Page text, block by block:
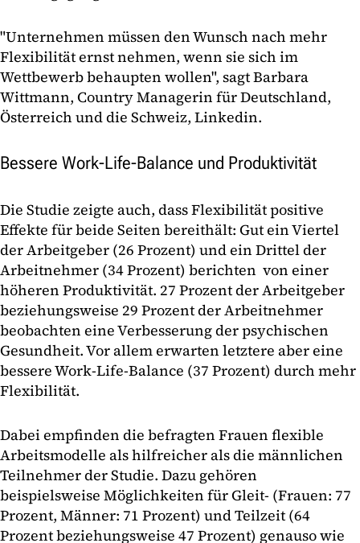
"Unternehmen müssen den Wunsch nach mehr
Flexibilität ernst nehmen, wenn sie sich im
Wettbewerb behaupten wollen", sagt Barbara
Wittmann, Country Managerin für Deutschland,
Österreich und die Schweiz, Linkedin.
Bessere Work-Life-Balance und Produktivität
Die Studie zeigte auch, dass Flexibilität positive
Effekte für beide Seiten bereithält: Gut ein Viertel
der Arbeitgeber (26 Prozent) und ein Drittel der
Arbeitnehmer (34 Prozent) berichten von einer
höheren Produktivität. 27 Prozent der Arbeitgeber
beziehungsweise 29 Prozent der Arbeitnehmer
beobachten eine Verbesserung der psychischen
Gesundheit. Vor allem erwarten letztere aber eine
bessere Work-Life-Balance (37 Prozent) durch mehr
Flexibilität.
Dabei empfinden die befragten Frauen flexible
Arbeitsmodelle als hilfreicher als die männlichen
Teilnehmer der Studie. Dazu gehören
beispielsweise Möglichkeiten für Gleit- (Frauen: 77
Prozent, Männer: 71 Prozent) und Teilzeit (64
Prozent beziehungsweise 47 Prozent) genauso wie